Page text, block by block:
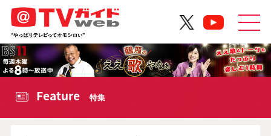
Feature 特集